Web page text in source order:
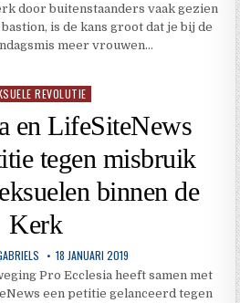
door buitenstaanders vaak gezien
is de kans groot dat je bij de
meer vrouwen…
REVOLUTIE
en LifeSiteNews
tegen misbruik
binnen de
Kerk
18 JANUARI 2019
Pro Ecclesia heeft samen met
een petitie gelanceerd tegen